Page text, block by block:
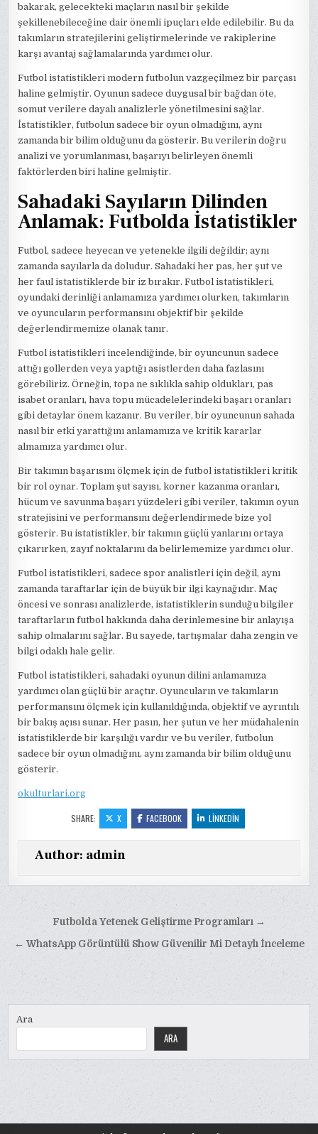
bakarak, gelecekteki maçların nasıl bir şekilde
şekillenebileceğine dair önemli ipuçları elde edilebilir. Bu da
takımların stratejilerini geliştirmelerinde ve rakiplerine
karşı avantaj sağlamalarında yardımcı olur.
Futbol istatistikleri modern futbolun vazgeçilmez bir parçası
haline gelmiştir. Oyunun sadece duygusal bir bağdan öte,
somut verilere dayalı analizlerle yönetilmesini sağlar.
İstatistikler, futbolun sadece bir oyun olmadığını, aynı
zamanda bir bilim olduğunu da gösterir. Bu verilerin doğru
analizi ve yorumlanması, başarıyı belirleyen önemli
faktörlerden biri haline gelmiştir.
Sahadaki Sayıların Dilinden
Anlamak: Futbolda İstatistikler
Futbol, sadece heyecan ve yetenekle ilgili değildir; aynı
zamanda sayılarla da doludur. Sahadaki her pas, her şut ve
her faul istatistiklerde bir iz bırakır. Futbol istatistikleri,
oyundaki derinliği anlamamıza yardımcı olurken, takımların
ve oyuncuların performansını objektif bir şekilde
değerlendirmemize olanak tanır.
Futbol istatistikleri incelendiğinde, bir oyuncunun sadece
attığı gollerden veya yaptığı asistlerden daha fazlasını
görebiliriz. Örneğin, topa ne sıklıkla sahip oldukları, pas
isabet oranları, hava topu mücadelelerindeki başarı oranları
gibi detaylar önem kazanır. Bu veriler, bir oyuncunun sahada
nasıl bir etki yarattığını anlamamıza ve kritik kararlar
almamıza yardımcı olur.
Bir takımın başarısını ölçmek için de futbol istatistikleri kritik
bir rol oynar. Toplam şut sayısı, korner kazanma oranları,
hücum ve savunma başarı yüzdeleri gibi veriler, takımın oyun
stratejisini ve performansını değerlendirmede bize yol
gösterir. Bu istatistikler, bir takımın güçlü yanlarını ortaya
çıkarırken, zayıf noktalarını da belirlememize yardımcı olur.
Futbol istatistikleri, sadece spor analistleri için değil, aynı
zamanda taraftarlar için de büyük bir ilgi kaynağıdır. Maç
öncesi ve sonrası analizlerde, istatistiklerin sunduğu bilgiler
taraftarların futbol hakkında daha derinlemesine bir anlayışa
sahip olmalarını sağlar. Bu sayede, tartışmalar daha zengin ve
bilgi odaklı hale gelir.
Futbol istatistikleri, sahadaki oyunun dilini anlamamıza
yardımcı olan güçlü bir araçtır. Oyuncuların ve takımların
performansını ölçmek için kullanıldığında, objektif ve ayrıntılı
bir bakış açısı sunar. Her pasın, her şutun ve her müdahalenin
istatistiklerde bir karşılığı vardır ve bu veriler, futbolun
sadece bir oyun olmadığını, aynı zamanda bir bilim olduğunu
gösterir.
okulturlari.org
SHARE: X FACEBOOK LINKEDIN
Author: admin
gezinmesi
Futbolda Yetenek Geliştirme Programları →
← WhatsApp Görüntülü Show Güvenilir Mi Detaylı İnceleme
Ara
ARA